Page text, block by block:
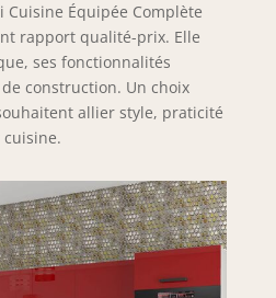
avec revêtement
galvanique pour
une grande
résistance et un
design moderne.
Les pieds réglables
en hauteur
irrégularités du sol
et assurent une
stabilité optimale.
Cuisine Équipée Complète
rapport qualité-prix. Elle
ses fonctionnalités
construction. Un choix
allier style, praticité